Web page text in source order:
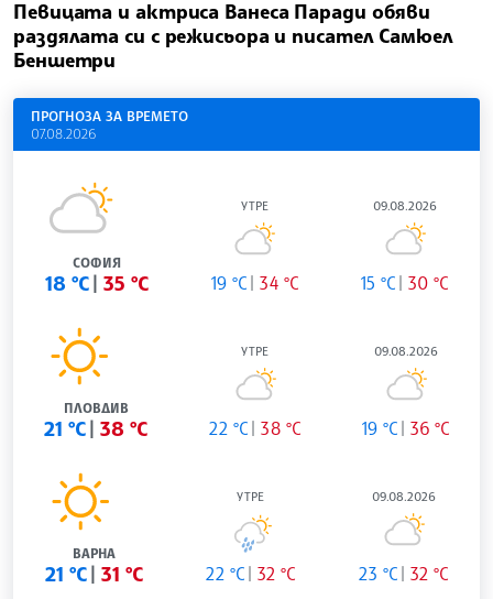
Певицата и актриса Ванеса Паради обяви
раздялата си с режисьора и писател Самюел
Беншетри
ПРОГНОЗА ЗА ВРЕМЕТО
07.08.2026
СОФИЯ
18 °C 35 °C
УТРЕ
19 °C 34 °C
09.08.2026
15 °C 30 °C
ПЛОВДИВ
21 °C 38 °C
УТРЕ
22 °C 38 °C
09.08.2026
19 °C 36 °C
ВАРНА
21 °C 31 °C
УТРЕ
22 °C 32 °C
09.08.2026
23 °C 32 °C